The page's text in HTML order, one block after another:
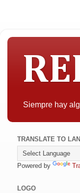
Siempre hay
TRANSLATE TO
Powered by
LOGO